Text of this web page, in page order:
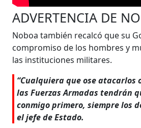
ADVERTENCIA DE
Noboa también recalcó que su
compromiso de los hombres y
las instituciones militares.
“Cualquiera que ose atacarlos
las Fuerzas Armadas tendrán
conmigo primero, siempre los
el jefe de Estado.